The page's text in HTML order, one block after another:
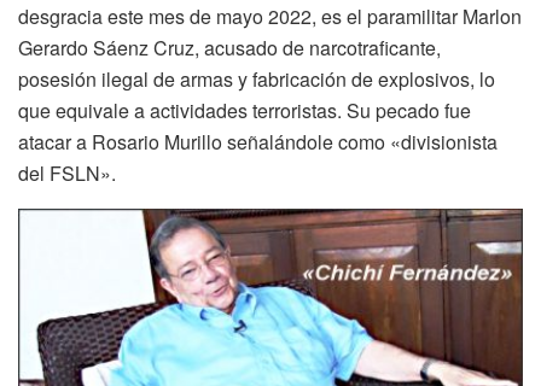
desgracia este mes de mayo 2022, es el paramilitar Marlon
Gerardo Sáenz Cruz, acusado de narcotraficante,
posesión ilegal de armas y fabricación de explosivos, lo
que equivale a actividades terroristas. Su pecado fue
atacar a Rosario Murillo señalándole como «divisionista
del FSLN».